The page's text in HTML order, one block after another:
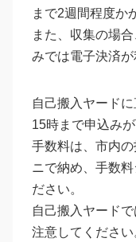
まで2週間程度か
また、収集の場
みでは電子決済が
自己搬入ヤード
15時まで申込みが
手数料は、市内
ニで納め、手数
ださい。
自己搬入ヤード
注意してください